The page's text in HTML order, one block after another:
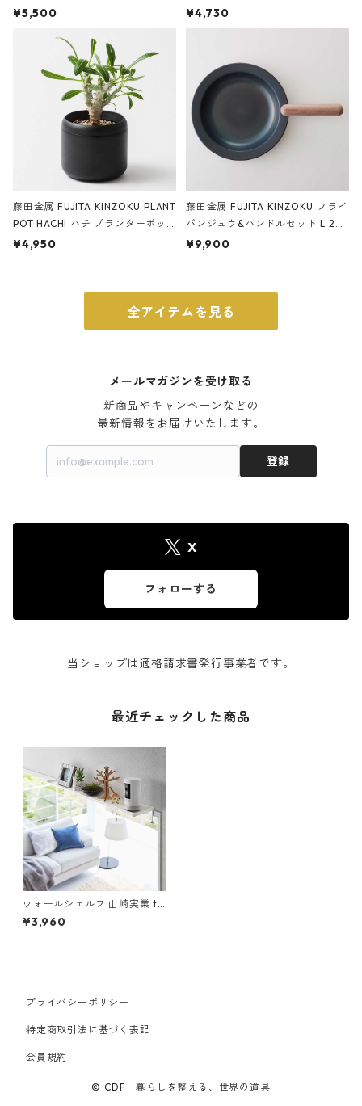
サンドカラー 石調 ideaco Station
¥5,500
石調 ideaco Umbrella Stand CUB
E ストーンサンドブラック
¥4,730
藤田金属 FUJITA KINZOKU PLANT
POT HACHI ハチ プランターポッ
ト 3号 ブラック
¥4,950
藤田金属 FUJITA KINZOKU フライ
パンジュウ&ハンドルセット L 24c
m ガス火・IH対応 鉄フライパン
¥9,900
全アイテムを見る
メールマガジンを受け取る
新商品やキャンペーンなどの
最新情報をお届けいたします。
登録
X
フォローする
当ショップは適格請求書発行事業者です。
最近チェックした商品
ウォールシェルフ 山崎実業 to
wer タワー 鴨居上 ワイドラッ
ク W65 ホワイト
¥3,960
プライバシーポリシー
特定商取引法に基づく表記
会員規約
© CDF 暮らしを整える、世界の道具